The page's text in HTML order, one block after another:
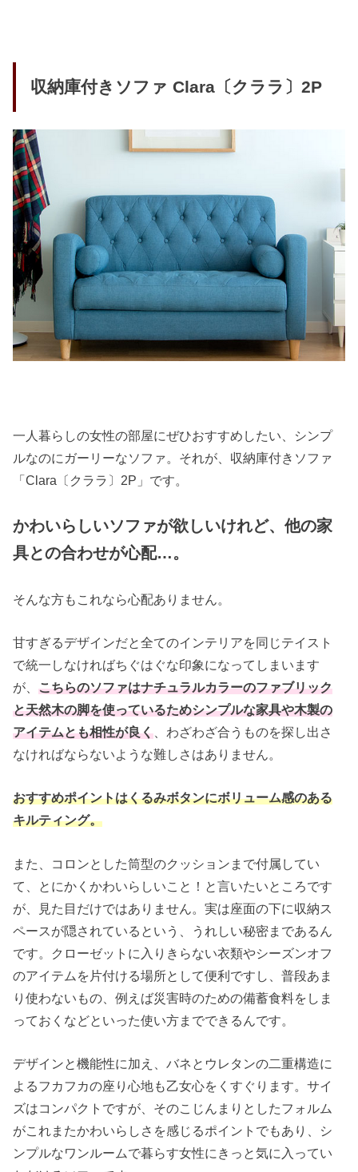
収納庫付きソファ Clara〔クララ〕2P
一人暮らしの女性の部屋にぜひおすすめしたい、シンプ
ルなのにガーリーなソファ。それが、収納庫付きソファ
「Clara〔クララ〕2P」です。
かわいらしいソファが欲しいけれど、他の家
具との合わせが心配…。
そんな方もこれなら心配ありません。
甘すぎるデザインだと全てのインテリアを同じテイスト
で統一しなければちぐはぐな印象になってしまいます
が、こちらのソファはナチュラルカラーのファブリック
と天然木の脚を使っているためシンプルな家具や木製の
アイテムとも相性が良く 、わざわざ合うものを探し出さ
なければならないような難しさはありません。
おすすめポイントはくるみボタンにボリューム感のある
キルティング。
また、コロンとした筒型のクッションまで付属してい
て、とにかくかわいらしいこと！と言いたいところです
が、見た目だけではありません。実は座面の下に収納ス
ペースが隠されているという、うれしい秘密まであるん
です。クローゼットに入りきらない衣類やシーズンオフ
のアイテムを片付ける場所として便利ですし、普段あま
り使わないもの、例えば災害時のための備蓄食料をしま
っておくなどといった使い方までできるんです。
デザインと機能性に加え、バネとウレタンの二重構造に
よるフカフカの座り心地も乙女心をくすぐります。サイ
ズはコンパクトですが、そのこじんまりとしたフォルム
がこれまたかわいらしさを感じるポイントでもあり、シ
ンプルなワンルームで暮らす女性にきっと気に入ってい